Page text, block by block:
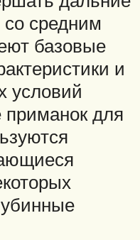
средним
базовые
и
условий
приманок для